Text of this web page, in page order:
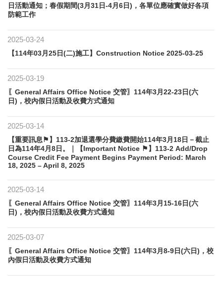
日活動通知；春假期間(3月31日-4月6日)，各單位應確實做好各項
防範工作
2025-03-24
【114年03月25日(二)施工】Construction Notice 2025-03-25
2025-03-19
〖General Affairs Office Notice 交管〗114年3月22-23日(六
日)，校內假日活動及收費方式通知
2025-03-14
【重要訊息⚑】113-2加退選學分費繳費開始114年3月18日－截止
日為114年4月8日。｜【Important Notice ⚑】113-2 Add/Drop
Course Credit Fee Payment Begins Payment Period: March
18, 2025 – April 8, 2025
2025-03-14
〖General Affairs Office Notice 交管〗114年3月15-16日(六
日)，校內假日活動及收費方式通知
2025-03-07
〖General Affairs Office Notice 交管〗114年3月8-9日(六日)，校
內假日活動及收費方式通知